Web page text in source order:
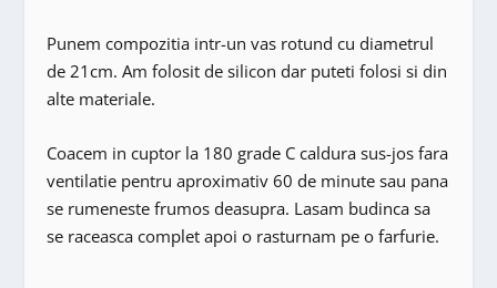
Punem compozitia intr-un vas rotund cu diametrul
de 21cm. Am folosit de silicon dar puteti folosi si din
alte materiale.
Coacem in cuptor la 180 grade C caldura sus-jos fara
ventilatie pentru aproximativ 60 de minute sau pana
se rumeneste frumos deasupra. Lasam budinca sa
se raceasca complet apoi o rasturnam pe o farfurie.